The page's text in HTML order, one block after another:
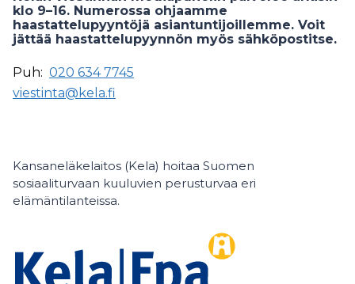
klo 9–16. Numerossa ohjaamme
haastattelupyyntöjä asiantuntijoillemme. Voit
jättää haastattelupyynnön myös sähköpostitse.
Puh: 020 634 7745
viestinta@kela.fi
Kansaneläkelaitos (Kela) hoitaa Suomen
sosiaaliturvaan kuuluvien perusturvaa eri
elämäntilanteissa.